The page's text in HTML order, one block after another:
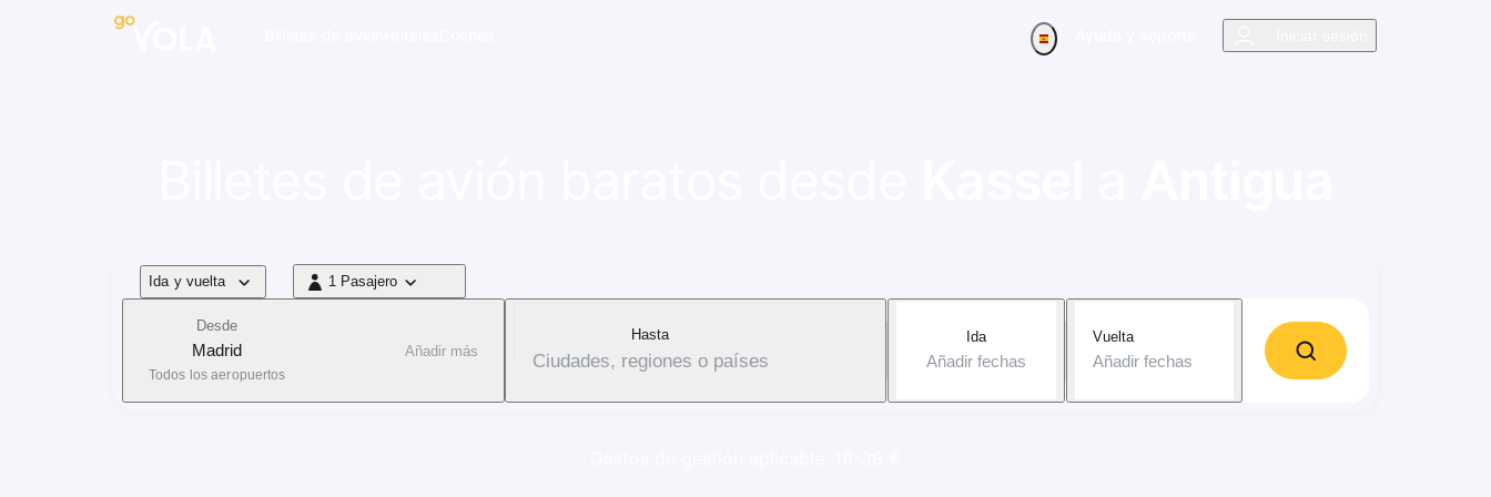
Tipo de vuelo
Ida y vuelta 1 Pasajero
1 Pasajero
Desde
Madrid
Todos los aeropuertos
Añadir más
Hasta
Ciudades, regiones o países
Ida
Añadir fechas
Vuelta
Añadir fechas